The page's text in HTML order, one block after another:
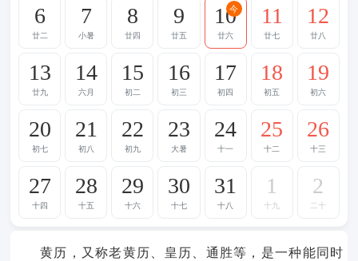
6
廿二
7
小暑
8
廿四
9
廿五
10
廿六
今 11
廿七
12
廿八
13
廿九
14
六月
15
初二
16
初三
17
初四
18
初五
19
初六
20
初七
21
初八
22
初九
23
大暑
24
十一
25
十二
26
十三
27
十四
28
十五
29
十六
30
十七
31
十八
1
十九
2
二十
黄历，又称老黄历、皇历、通胜等，是一种能同时